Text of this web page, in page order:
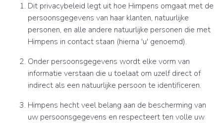
Dit privacybeleid legt uit hoe Himpens omgaat met de
persoonsgegevens van haar klanten, natuurlijke
personen, en alle andere natuurlijke personen die met
Himpens in contact staan (hierna 'u' genoemd).
Onder persoonsgegevens wordt elke vorm van
informatie verstaan die u toelaat om uzelf direct of
indirect als een natuurlijke persoon te identificeren.
Himpens hecht veel belang aan de bescherming van
uw persoonsgegevens en respecteert ten volle uw